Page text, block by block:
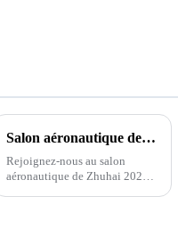
Salon aéronautique de Zhuhai 2024 – Présentation de solutions PCB et PCBA avancées pour l'aérospatiale et la défense
Rejoignez-nous au salon
aéronautique de Zhuhai 2024